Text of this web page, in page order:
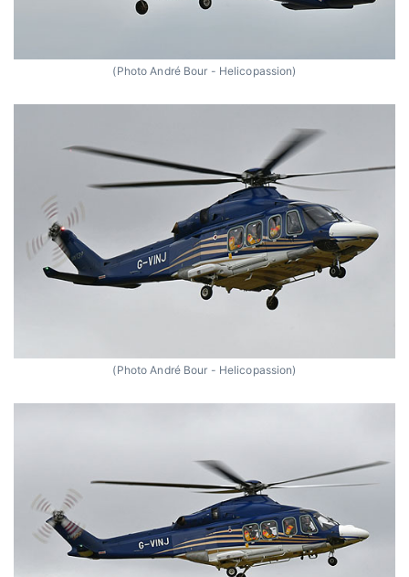
(Photo André Bour - Helicopassion)
(Photo André Bour - Helicopassion)